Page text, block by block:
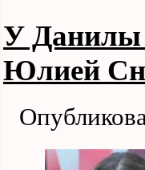
У Данилы
Юлией